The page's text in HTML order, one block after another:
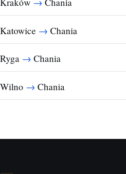
Katowice → Chania
Ryga → Chania
Wilno → Chania